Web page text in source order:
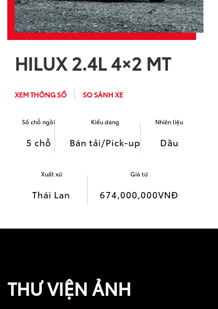
HILUX 2.4L 4×2 MT
XEM THÔNG SỐ SO SÁNH XE
Số chỗ ngồi
5 chỗ
Kiểu dáng
Bán tải/Pick-up
Nhiên liệu
Dầu
Xuất xứ
Thái Lan
Giá từ
674,000,000VNĐ
THƯ VIỆN ẢNH